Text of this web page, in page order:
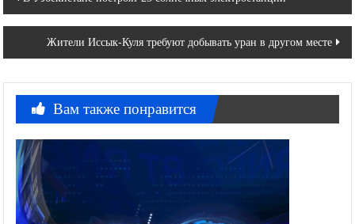
по
записямЖители Иссык-Куля требуют добывать уран в другом месте
Вам также понравится